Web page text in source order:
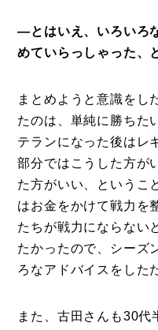
―とはいえ、いろいろ
めていらっしゃった、
まとめようと意識をし
たのは、単純に勝ちた
テランになった後はレ
部分ではこうした方が
た方がいい、というこ
はお金をかけて戦力を
たちが戦力にならない
たかったので、シーズ
ろなアドバイスをした
また、古田さんも30代